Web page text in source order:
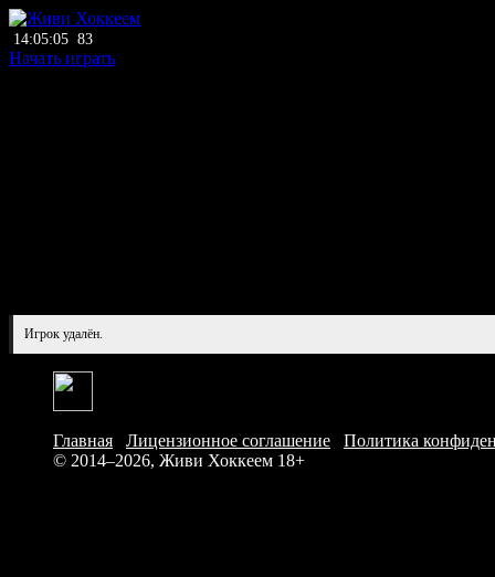
14:05:05 83
Начать играть
Игрок удалён.
Главная Лицензионное соглашение
Политика
© 2014–2026, Живи Хоккеем 18+